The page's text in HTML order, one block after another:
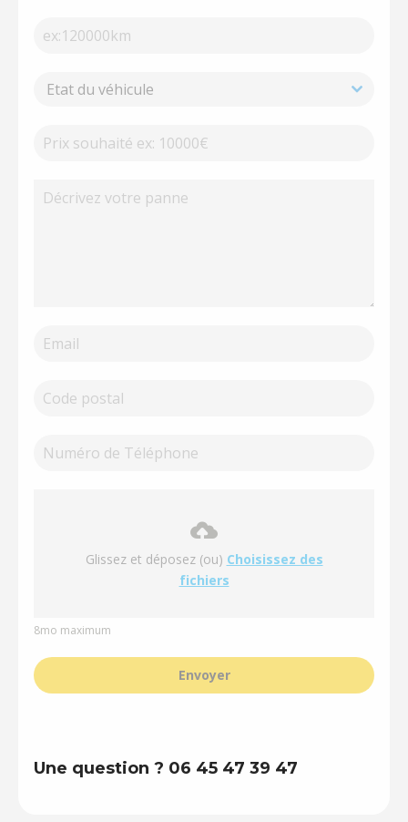
Etat du véhicule
Glissez et déposez (ou) Choisissez des
fichiers
8mo maximum
Envoyer
Une question ? 06 45 47 39 47